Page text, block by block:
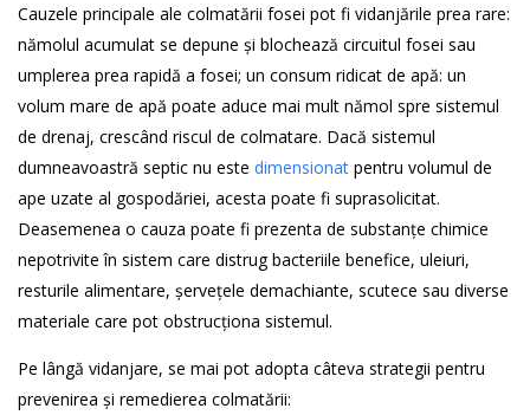
Cauzele principale ale colmatării fosei pot fi vidanjările prea rare:
nămolul acumulat se depune și blochează circuitul fosei sau
umplerea prea rapidă a fosei; un consum ridicat de apă: un
volum mare de apă poate aduce mai mult nămol spre sistemul
de drenaj, crescând riscul de colmatare. Dacă sistemul
dumneavoastră septic nu este dimensionat pentru volumul de
ape uzate al gospodăriei, acesta poate fi suprasolicitat.
Deasemenea o cauza poate fi prezenta de substanțe chimice
nepotrivite în sistem care distrug bacteriile benefice, uleiuri,
resturile alimentare, șervețele demachiante, scutece sau diverse
materiale care pot obstrucționa sistemul.
Pe lângă vidanjare, se mai pot adopta câteva strategii pentru
prevenirea și remedierea colmatării: